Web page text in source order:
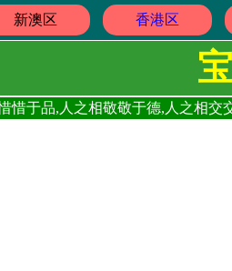
新澳区 香港区
惜于品,人之相敬敬于德,人之相